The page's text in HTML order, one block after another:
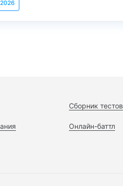
Сборник тестов
Онлайн-баттл